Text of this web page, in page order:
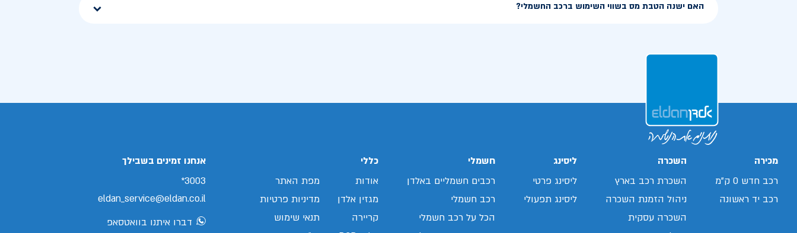
האם ישנה הטבת מס בשווי השימוש ברכב החשמלי?
מכירה
רכב חדש 0 ק"מ
רכב יד ראשונה
השכרה
השכרת רכב בארץ
ניהול הזמנת השכרה
השכרה עסקית
ליסינג
ליסינג פרטי
ליסינג תפעולי
חשמלי
רכבים חשמליים באלדן
רכב חשמלי
הכל על רכב חשמלי
כללי
אודות
מגזין אלדן
קריירה
מפת האתר
מדיניות פרטיות
תנאי שימוש
אנחנו זמינים בשבילך
3003*
eldan_service@eldan.co.il
דברו איתנו בוואטסאפ